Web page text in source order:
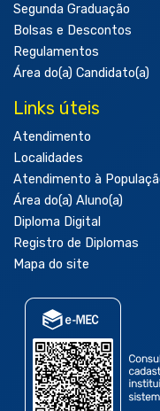
Segunda Graduação
Bolsas e Descontos
Regulamentos
Área do(a) Candidato(a)
Links úteis
Atendimento
Localidades
Atendimento à
Área do(a) Aluno(a)
Diploma Digital
Registro de Diplomas
Mapa do site